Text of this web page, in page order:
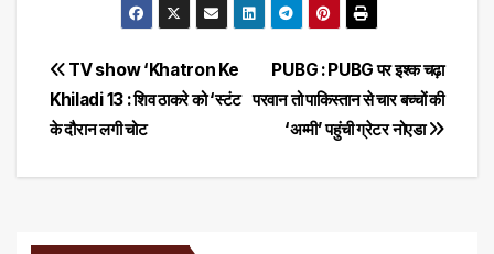
Post
navigation
PUBG : PUBG पर इश्क चढ़ा
परवान तो पाकिस्तान से चार बच्चों की
‘अम्मी’ पहुंची ग्रेटर नोएडा
TV show ‘Khatron Ke
Khiladi 13 : शिव ठाकरे को ‘स्टंट
के दौरान लगी चोट